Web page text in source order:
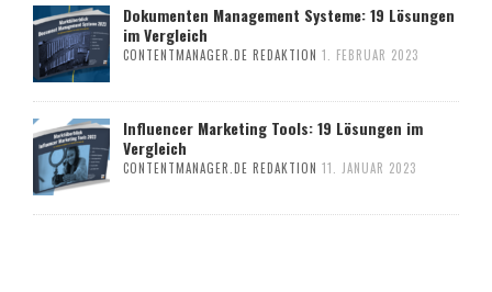
Dokumenten Management Systeme: 19 Lösungen
im Vergleich
CONTENTMANAGER.DE REDAKTION 1. FEBRUAR 2023
Influencer Marketing Tools: 19 Lösungen im
Vergleich
CONTENTMANAGER.DE REDAKTION 11. JANUAR 2023